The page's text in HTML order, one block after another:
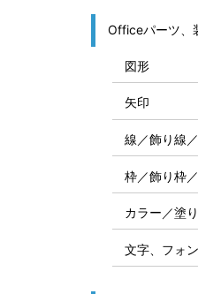
Officeパーツ、
図形
矢印
線／飾り線
枠／飾り枠
カラー／塗
文字、フォ